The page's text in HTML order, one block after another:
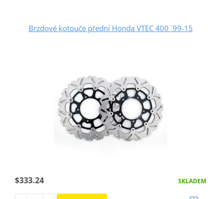
Brzdové kotouče přední Honda VTEC 400 ´99-15
$333.24 SKLADEM